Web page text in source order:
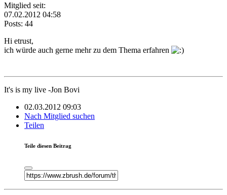
Mitglied seit:
07.02.2012 04:58
Posts: 44
Hi etrust,
ich würde auch gerne mehr zu dem Thema erfahren
It's is my live -Jon Bovi
02.03.2012 09:03
Nach Mitglied suchen
Teilen
Teile diesen Beitrag